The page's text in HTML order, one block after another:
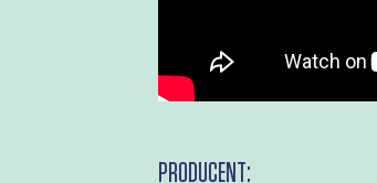
PRODUCENT: